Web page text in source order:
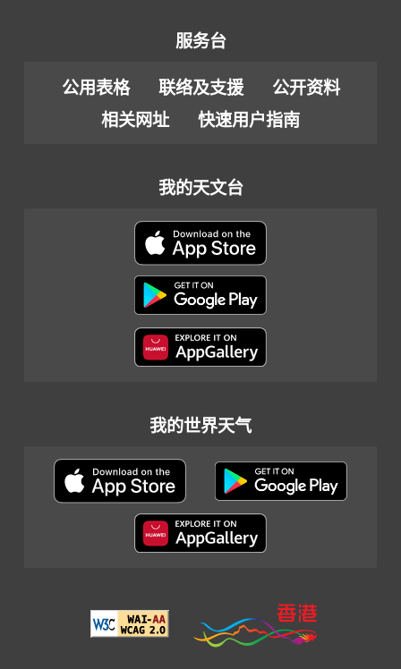
服务台
公用表格 联络及支援
公开资料
相关网址
快速用户指南
我的天文台
我的世界天气